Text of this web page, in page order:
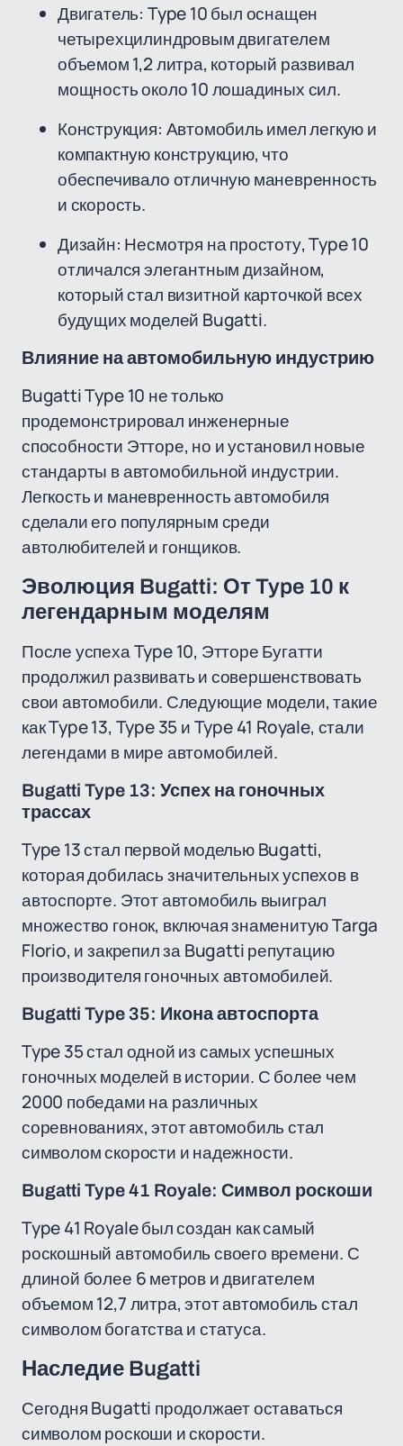
Двигатель: Type 10 был оснащен
четырехцилиндровым двигателем
объемом 1,2 литра, который развивал
мощность около 10 лошадиных сил.
Конструкция: Автомобиль имел легкую и
компактную конструкцию, что
обеспечивало отличную маневренность
и скорость.
Дизайн: Несмотря на простоту, Type 10
отличался элегантным дизайном,
который стал визитной карточкой всех
будущих моделей Bugatti.
Влияние на автомобильную индустрию
Bugatti Type 10 не только
продемонстрировал инженерные
способности Этторе, но и установил новые
стандарты в автомобильной индустрии.
Легкость и маневренность автомобиля
сделали его популярным среди
автолюбителей и гонщиков.
Эволюция Bugatti: От Type 10 к
легендарным моделям
После успеха Type 10, Этторе Бугатти
продолжил развивать и совершенствовать
свои автомобили. Следующие модели, такие
как Type 13, Type 35 и Type 41 Royale, стали
легендами в мире автомобилей.
Bugatti Type 13: Успех на гоночных
трассах
Type 13 стал первой моделью Bugatti,
которая добилась значительных успехов в
автоспорте. Этот автомобиль выиграл
множество гонок, включая знаменитую Targa
Florio, и закрепил за Bugatti репутацию
производителя гоночных автомобилей.
Bugatti Type 35: Икона автоспорта
Type 35 стал одной из самых успешных
гоночных моделей в истории. С более чем
2000 победами на различных
соревнованиях, этот автомобиль стал
символом скорости и надежности.
Bugatti Type 41 Royale: Символ роскоши
Type 41 Royale был создан как самый
роскошный автомобиль своего времени. С
длиной более 6 метров и двигателем
объемом 12,7 литра, этот автомобиль стал
символом богатства и статуса.
Наследие Bugatti
Сегодня Bugatti продолжает оставаться
символом роскоши и скорости.